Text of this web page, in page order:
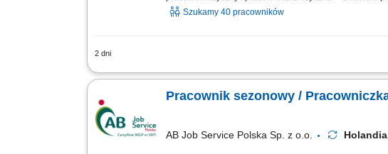
Szukamy 40 pracowników
2 dni
Opis stanowiska Zbiór owoców w sadach z
Pracownik sezonowy /
AB Job Service Polska Sp. z o.o.